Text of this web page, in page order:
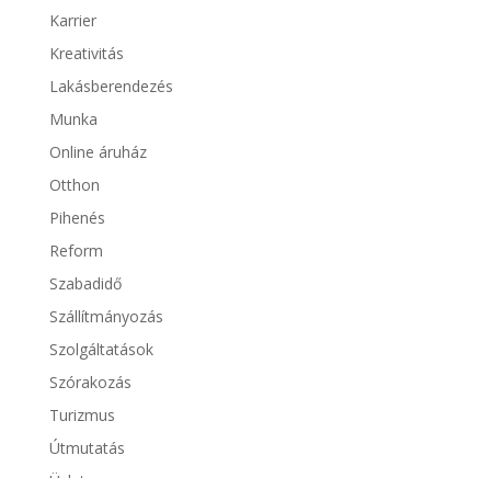
Karrier
Kreativitás
Lakásberendezés
Munka
Online áruház
Otthon
Pihenés
Reform
Szabadidő
Szállítmányozás
Szolgáltatások
Szórakozás
Turizmus
Útmutatás